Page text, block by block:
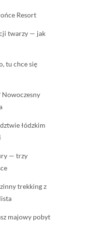
Resort
twarzy — jak
tu chce się
Nowoczesny
łódzkim
— trzy
trekking z
majowy pobyt